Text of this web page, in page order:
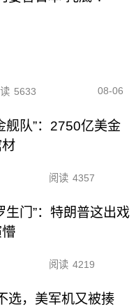
5633 08-06
舰队”：2750亿美金
阅读 4357
生门”：特朗普这出戏
阅读 4219
选，美军机又被揍